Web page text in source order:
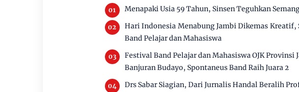
Menapaki Usia 59 Tahun, Sinsen Teguhkan
Hari Indonesia Menabung Jambi Dikemas Kreatif,
Band Pelajar dan Mahasiswa
Festival Band Pelajar dan Mahasiswa OJK
Banjuran Budayo, Spontaneus Band Raih Juara 2
Drs Sabar Siagian, Dari Jurnalis Handal Beralih